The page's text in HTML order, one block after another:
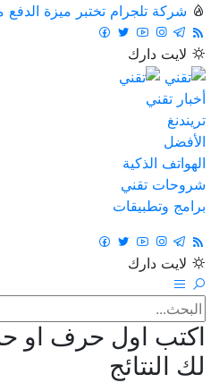
شركة تلجرام تختبر ميزة الدفع
لايت دارك
أخبار تقني
تريندنغ
الأفضل
الهواتف الذكية
شروحات تقني
برامج وتطبيقات
لايت دارك
اكتب اول حرف او
لك النتائج